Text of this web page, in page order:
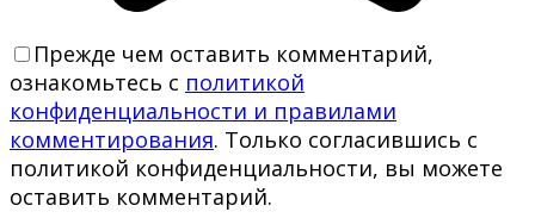
Прежде чем оставить комментарий,
ознакомьтесь с политикой
конфиденциальности и правилами
комментирования. Только согласившись с
политикой конфиденциальности, вы можете
оставить комментарий.